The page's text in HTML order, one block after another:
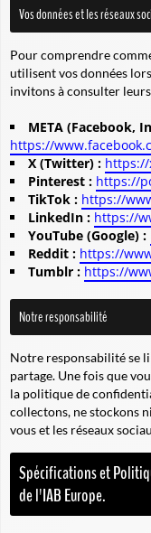
Vos données et les réseaux
Pour comprendre
utilisent vos données
invitons à consulter
META (Facebook,
https://
X (Twitter) :
Pinterest : https://
TikTok : https://
LinkedIn : https://
YouTube (Google) :
Reddit : https://
Tumblr : https://
Notre responsabilité
Notre responsabilité se
partage. Une fois que
la politique de
collectons, ne stockons
vous et les réseaux
Spécifications et
de l'IAB Europe.